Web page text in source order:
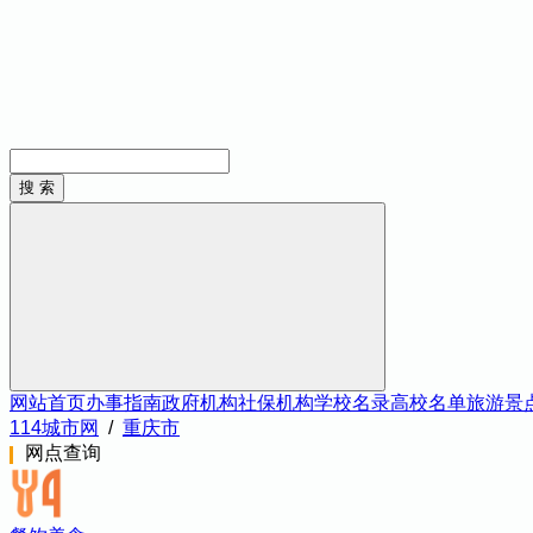
网站首页办事指南政府机构社保机构学校名录高校名单旅游景
114城市网
/ 重庆市
网点查询